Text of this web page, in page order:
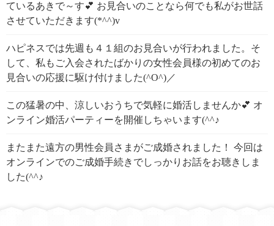
ているあきで～す💕 お見合いのことなら何でも私がお世話
させていただきます(*^^)v
ハピネスでは先週も４１組のお見合いが行われました。そ
して、私もご入会されたばかりの女性会員様の初めてのお
見合いの応援に駆け付けました(^O^)／
この猛暑の中、涼しいおうちで気軽に婚活しませんか💕 オ
ンライン婚活パーティーを開催しちゃいます(^^♪
またまた遠方の男性会員さまがご成婚されました！ 今回は
オンラインでのご成婚手続きでしっかりお話をお聴きしま
した(^^♪